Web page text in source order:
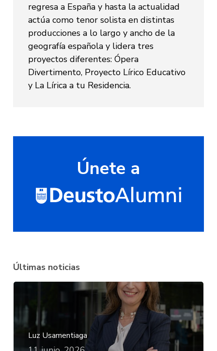
regresa a España y hasta la actualidad
actúa como tenor solista en distintas
producciones a lo largo y ancho de la
geografía española y lidera tres
proyectos diferentes: Ópera
Divertimento, Proyecto Lírico Educativo
y La Lírica a tu Residencia.
Únete a
Últimas noticias
Luz Usamentiaga